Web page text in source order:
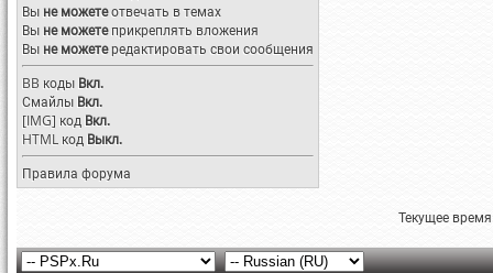
Вы не можетеотвечать в темах
Вы не можетеприкреплять вложения
Вы не можетередактировать свои сообщения
BB коды Вкл.
Смайлы Вкл.
[IMG] код Вкл.
HTML код Выкл.
Правила форума
Текущее